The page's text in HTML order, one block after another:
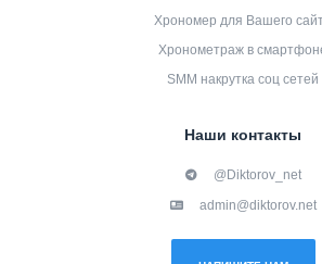
Хрономер для Вашего
Хронометраж в
SMM накрутка соц сетей
Наши контакты
@Diktorov_net
admin@diktorov.net